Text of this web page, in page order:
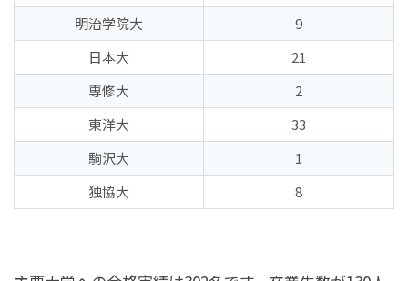
明治学院大
9
日本大
21
専修大
2
東洋大
33
駒沢大
1
独協大
8